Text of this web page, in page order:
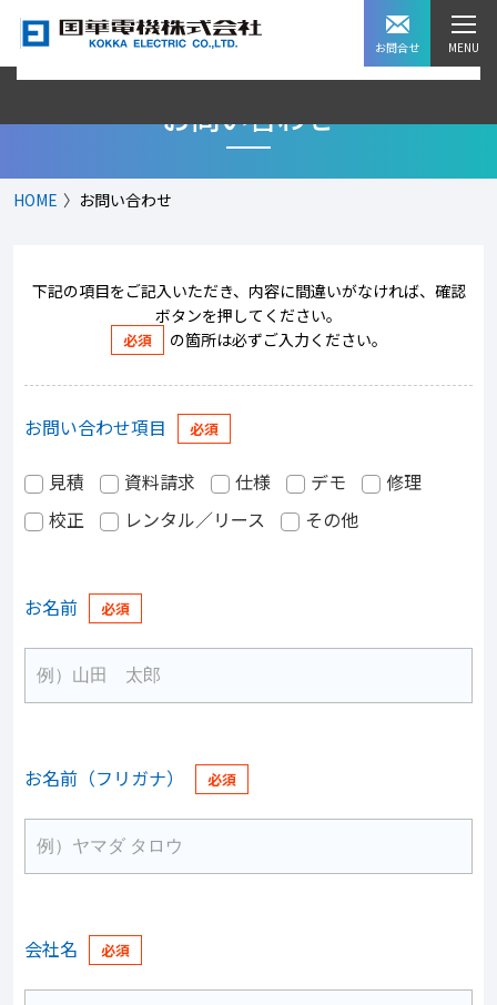
お問合せ
お問い合わせ
HOME お問い合わせ
下記の項目をご記入いただき、内容に間違いがなければ、確認
ボタンを押してください。
の箇所は必ずご入力ください。
お問い合わせ項目
見積 資料請求 仕様 デモ
修理
校正
レンタル／リース その他
お名前
お名前（フリガナ）
会社名